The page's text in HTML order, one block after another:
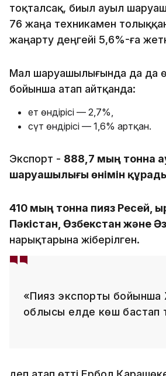
тоқталсақ, биыл ауыл
76 жаңа техникамен
жаңарту деңгейі 5,6%-ға
Мал шаруашылығында да да
бойынша атап айтқанда:
ет өндірісі — 2,7%,
сүт өндірісі — 1,6% артқан.
Экспорт - 888,7 мың тонна
шаруашылығы өнімін
410 мың тонна пияз Ресей,
Пәкістан, Өзбекстан және
нарықтарына жіберілген.
«Пияз экспорты
облысы елде көш бастап